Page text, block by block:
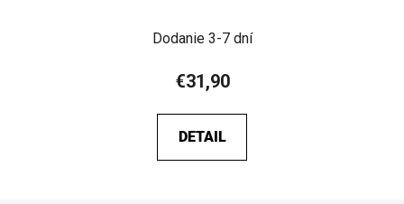
Dodanie 3-7 dní
€31,90
DETAIL